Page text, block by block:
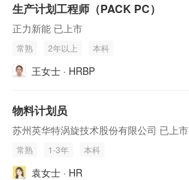
生产计划工程师（PACK PC）
正力新能 已上市
常熟 2年以上 本科
王女士 · HRBP
物料计划员
苏州英华特涡旋技术股份有限公司 已上市
常熟 1-3年 本科
袁女士 · HR